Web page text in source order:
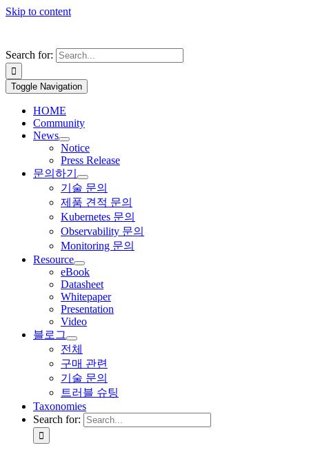
Skip to content
Search for:
Toggle Navigation
HOME
Community
News
Notice
Press Release
문의하기
기술 문의
제품 견적 문의
Kubernetes 문의
Observability 문의
Monitoring 문의
Resource
eBook
Datasheet
Whitepaper
Presentation
Video
블로그
전체
구매 관련
기술 문의
트러블 슈팅
Taxonomies
Search for: